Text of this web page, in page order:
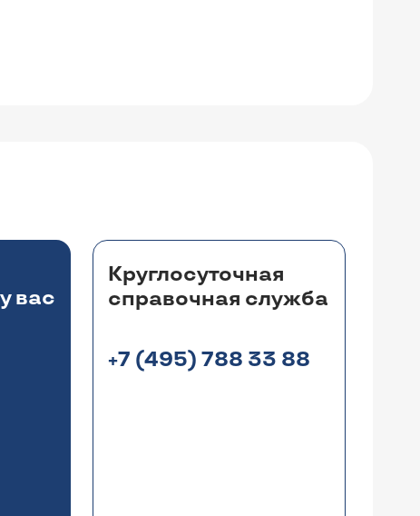
вас
Круглосуточная
справочная служба
+7 (495) 788 33 88